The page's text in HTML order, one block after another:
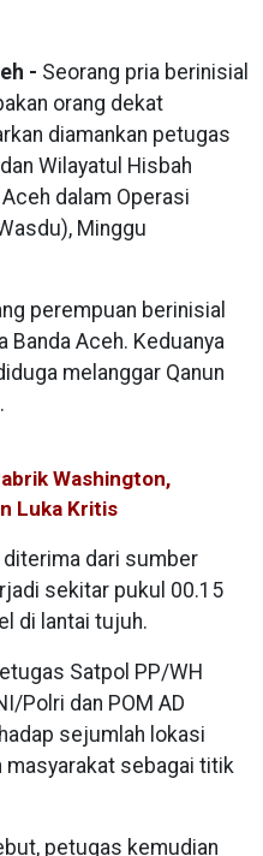
- Seorang pria berinisial
orang dekat
diamankan petugas
Wilayatul Hisbah
dalam Operasi
Minggu
perempuan berinisial
Banda Aceh. Keduanya
melanggar Qanun
Washington,
Luka Kritis
dari sumber
sekitar pukul 00.15
di lantai tujuh.
Satpol PP/WH
Polri dan POM AD
sejumlah lokasi
masyarakat sebagai titik
petugas kemudian